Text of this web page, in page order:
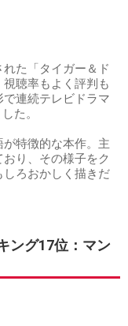
た「タイガー＆ド
聴率もよく評判も
連続テレビドラマ
た。
特徴的な本作。主
り、その様子をク
しろおかしく描きだ
ング17位：マン